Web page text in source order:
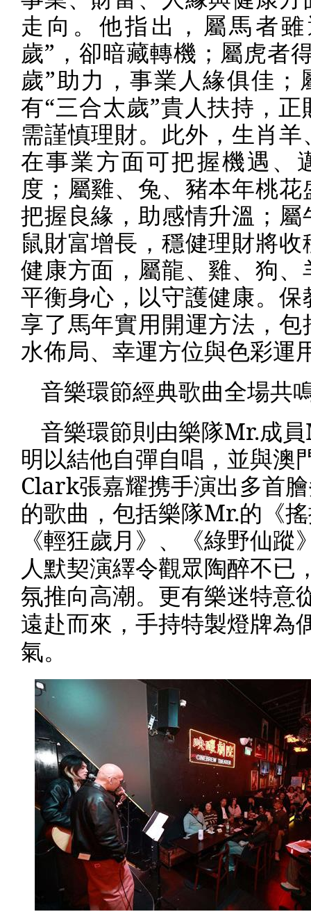
走向。他指出，屬馬者
歲”，卻暗藏轉機；屬虎者
歲”助力，事業人緣俱佳；
有“三合太歲”貴人扶持，正
需謹慎理財。此外，生肖羊
在事業方面可把握機遇、
度；屬雞、兔、豬本年桃花
把握良緣，助感情升溫；屬
鼠財富增長，穩健理財將收
健康方面，屬龍、雞、狗、
平衡身心，以守護健康。保
享了馬年實用開運方法，包
水佈局、幸運方位與色彩運
音樂環節經典歌曲全場共
音樂環節則由樂隊Mr.成員
明以結他自彈自唱，並與澳
Clark張嘉耀携手演出多首
的歌曲，包括樂隊Mr.的《
《輕狂歲⽉ 》、《綠野仙蹤
人默契演繹令觀眾陶醉不已
氛推向高潮。更有樂迷特意
遠赴而來，手持特製燈牌為
氣。